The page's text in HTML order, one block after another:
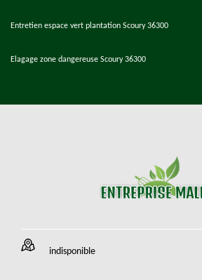
Entretien espace vert plantation Scoury 36300
Elagage zone dangereuse Scoury 36300
indisponible